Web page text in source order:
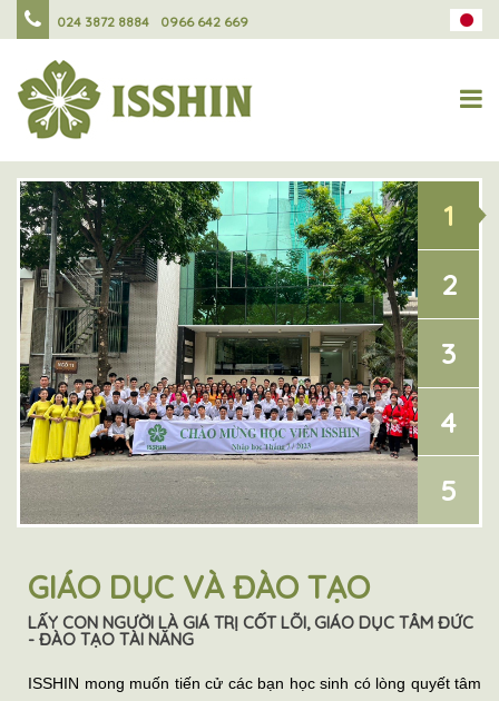
024 3872 8884 0966 642 669
1
2
3
4
5
GIÁO DỤC VÀ ĐÀO TẠO
LẤY CON NGƯỜI LÀ GIÁ TRỊ CỐT LÕI, GIÁO DỤC TÂM ĐỨC
- ĐÀO TẠO TÀI NĂNG
ISSHIN mong muốn tiến cử các bạn học sinh có lòng quyết tâm